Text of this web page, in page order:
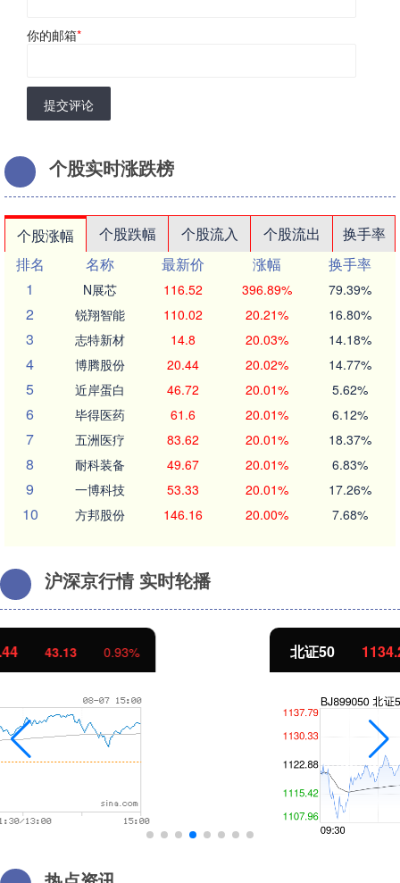
你的邮箱*
提交评论
个股实时涨跌榜
个股涨幅 个股跌幅 个股流入 个股流出
换手率
排名
名称 最新价 涨幅
换手率
1
N展芯 116.52 396.89% 79.39%
2 锐翔智能 110.02 20.21% 16.80%
3 志特新材 14.8 20.03% 14.18%
4 博腾股份 20.44 20.02% 14.77%
5 近岸蛋白 46.72 20.01% 5.62%
6 毕得医药 61.6 20.01% 6.12%
7 五洲医疗 83.62 20.01% 18.37%
8 耐科装备 49.67 20.01% 6.83%
9 一博科技 53.33 20.01% 17.26%
10 方邦股份 146.16 20.00% 7.68%
沪深京行情 实时轮播
北证50 1.01%